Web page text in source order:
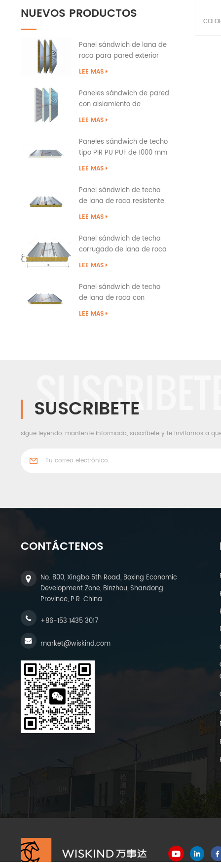
NUEVOS PRODUCTOS
Panel sándwich de lana de
roca para pared exterior
del edificio con sellado de
LEE MAS
Paneles sándwich de pared
con aislamiento de
poliuretano PIR PUR PU
LEE MAS
Paneles sándwich de techo
tipo PIR PU PUF de 1000 mm
sobre solapa
LEE MAS
Panel sándwich de techo
de lana de roca resistente
al fuego con tapa a presión
LEE MAS
Panel sándwich de techo
corrugado de lana de roca
tipo superposición
LEE MAS
Panel sándwich de techo
de lana de roca con
costura permanente con
LEE MAS
SUSCRIBETE
SUSCRIBETE
sigue leyendo, mantente informado, suscríbete y te invitamos a
CONTÁCTENOS
No. 800, Xingbo 5th Road, Boxing Economic
Development Zone, Binzhou, Shandong
Province, P.R. China
+86-153 1435 3017
market@wiskind.com